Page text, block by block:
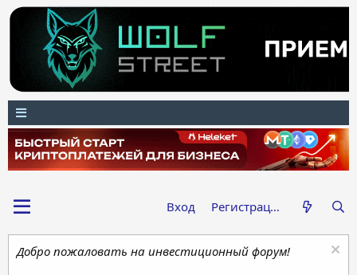
Вход Регистрация
Добро пожаловать на инвестиционный форум!